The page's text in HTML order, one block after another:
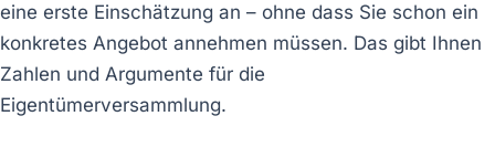
eine erste Einschätzung an – ohne dass Sie schon ein
konkretes Angebot annehmen müssen. Das gibt Ihnen
Zahlen und Argumente für die
Eigentümerversammlung.